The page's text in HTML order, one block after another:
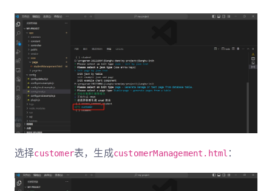
选择customer表，生成customerManagement.html ：